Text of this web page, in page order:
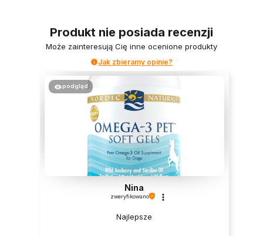
Produkt nie posiada recenzji
Może zainteresują Cię inne ocenione produkty
Jak zbieramy opinie?
podgląd
Nina
zweryfikowano
Najlepsze